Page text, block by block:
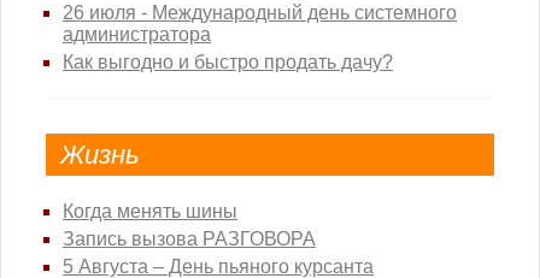
26 июля - Международный день системного
администратора
Как выгодно и быстро продать дачу?
Жизнь
Когда менять шины
Запись вызова РАЗГОВОРА
5 Августа – День пьяного курсанта